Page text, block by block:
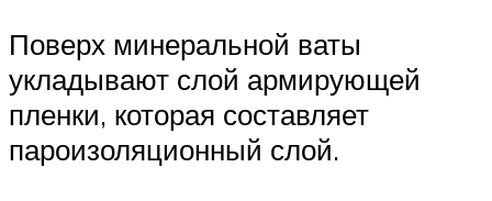
Поверх минеральной ваты
укладывают слой армирующей
пленки, которая составляет
пароизоляционный слой.